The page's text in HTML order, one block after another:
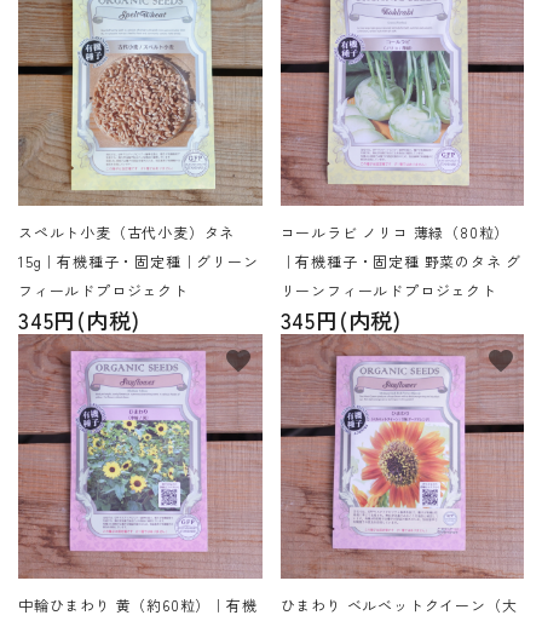
スペルト小麦（古代小麦）タネ
15g｜有機種子・固定種｜グリーン
フィールドプロジェクト
345円(内税)
コールラビ ノリコ 薄緑（80粒）
｜有機種子・固定種 野菜のタネ グ
リーンフィールドプロジェクト
345円(内税)
中輪ひまわり 黄（約60粒）｜有機
favorite
ひまわり ベルベットクイーン（大
favorite